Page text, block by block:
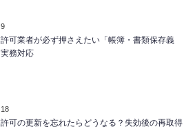
可業者が必ず押さえたい「帳簿・書類保存義
務対応
可の更新を忘れたらどうなる？失効後の再取得